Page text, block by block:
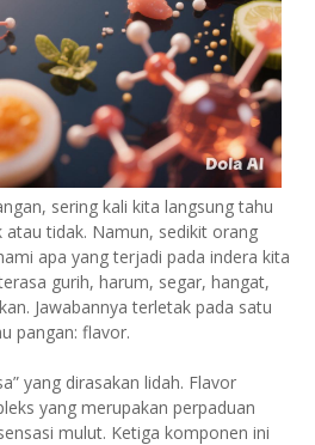
sering kali kita langsung tahu
atau tidak. Namun, sedikit orang
apa yang terjadi pada indera kita
gurih, harum, segar, hangat,
Jawabannya terletak pada satu
pangan: flavor.
yang dirasakan lidah. Flavor
yang merupakan perpaduan
mulut. Ketiga komponen ini